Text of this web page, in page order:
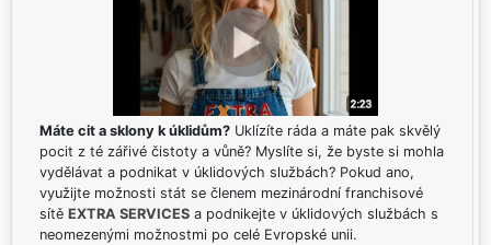
Máte cit a sklony k úklidům? Uklízíte ráda a máte pak skvělý
pocit z té zářivé čistoty a vůně? Myslíte si, že byste si mohla
vydělávat a podnikat v úklidových službách? Pokud ano,
využijte možnosti stát se členem mezinárodní franchisové
sítě EXTRA SERVICES a podnikejte v úklidových službách s
neomezenými možnostmi po celé Evropské unii.